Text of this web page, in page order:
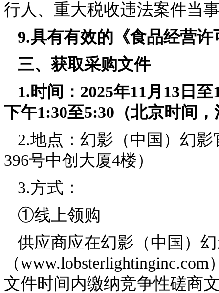
行人、重大税收违法案件当
9.具有有效的《食品经营许
三、获取采购文件
1.时间： 2025年11月 13 日至
下午1:30至5:30（北京时间
2.地点：幻影（中国）幻
396号中创大厦4楼）
3.方式：
①线上领购
供应商应在幻影（中国）
（
文件时间内缴纳竞争性磋商